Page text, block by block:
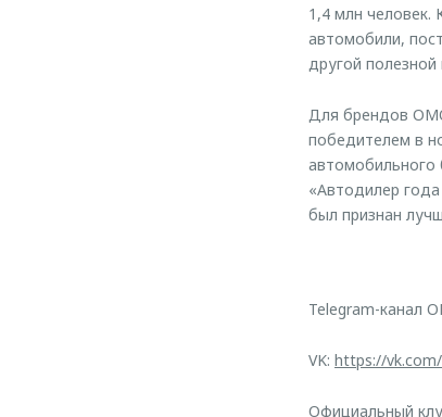
1,4 млн человек.
автомобили,
другой
Для брендов
победителем в
автомобильного
«Автодилер
был признан
Telegram-канал
VK: https://
Официальный